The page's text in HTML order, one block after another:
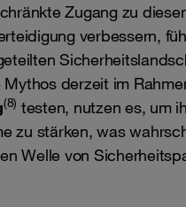
Zugang zu
verbessern,
derzeit im
(8) testen, nutzen es, um
zu stärken, was
Welle von